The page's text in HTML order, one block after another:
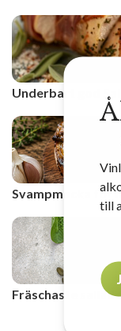
Underbart god
Svampmacka för
Fräschaste
till